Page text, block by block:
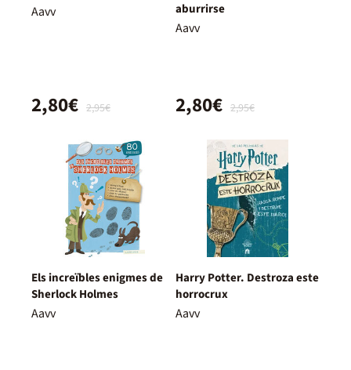
Aavv
2,95€
2,80€
aburrirse
Aavv
2,95€
2,80€
Els increïbles enigmes de
Sherlock Holmes
Aavv
Harry Potter. Destroza este
horrocrux
Aavv